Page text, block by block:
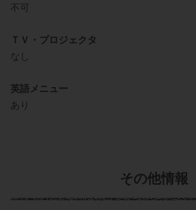
不可
ＴＶ・プロジェクタ
なし
英語メニュー
あり
その他情報